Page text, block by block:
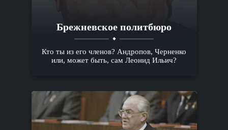
Брежневское политбюро
Кто ты из его членов? Андропов, Черненко
или, может быть, сам Леонид Ильич?